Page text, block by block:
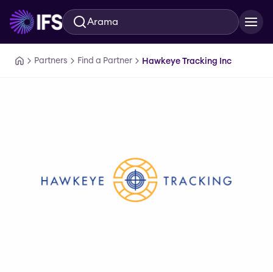
Ana içeriğe geç Arama
Partners Find a Partner Hawkeye Tracking Inc